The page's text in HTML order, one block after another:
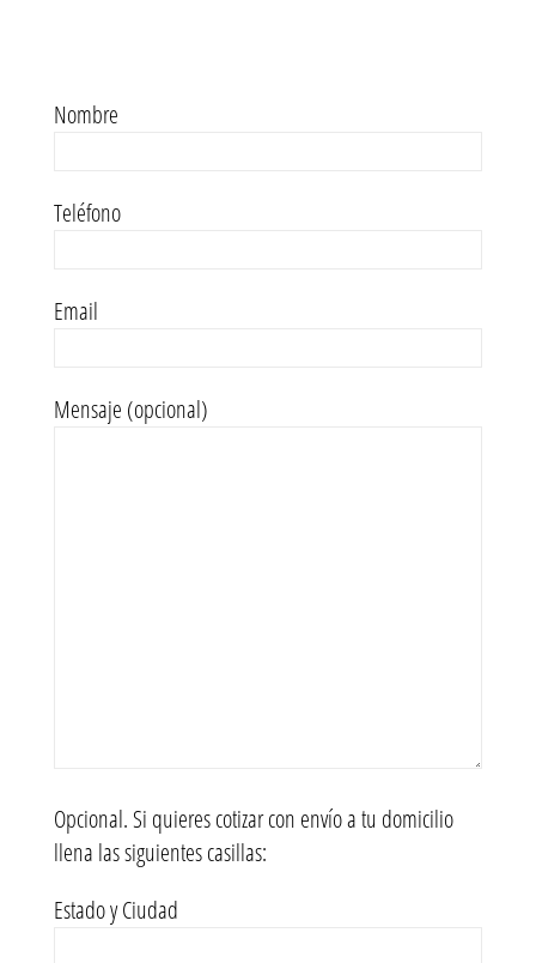
Nombre
Teléfono
Email
Mensaje (opcional)
Opcional. Si quieres cotizar con envío a tu domicilio
llena las siguientes casillas:
Estado y Ciudad